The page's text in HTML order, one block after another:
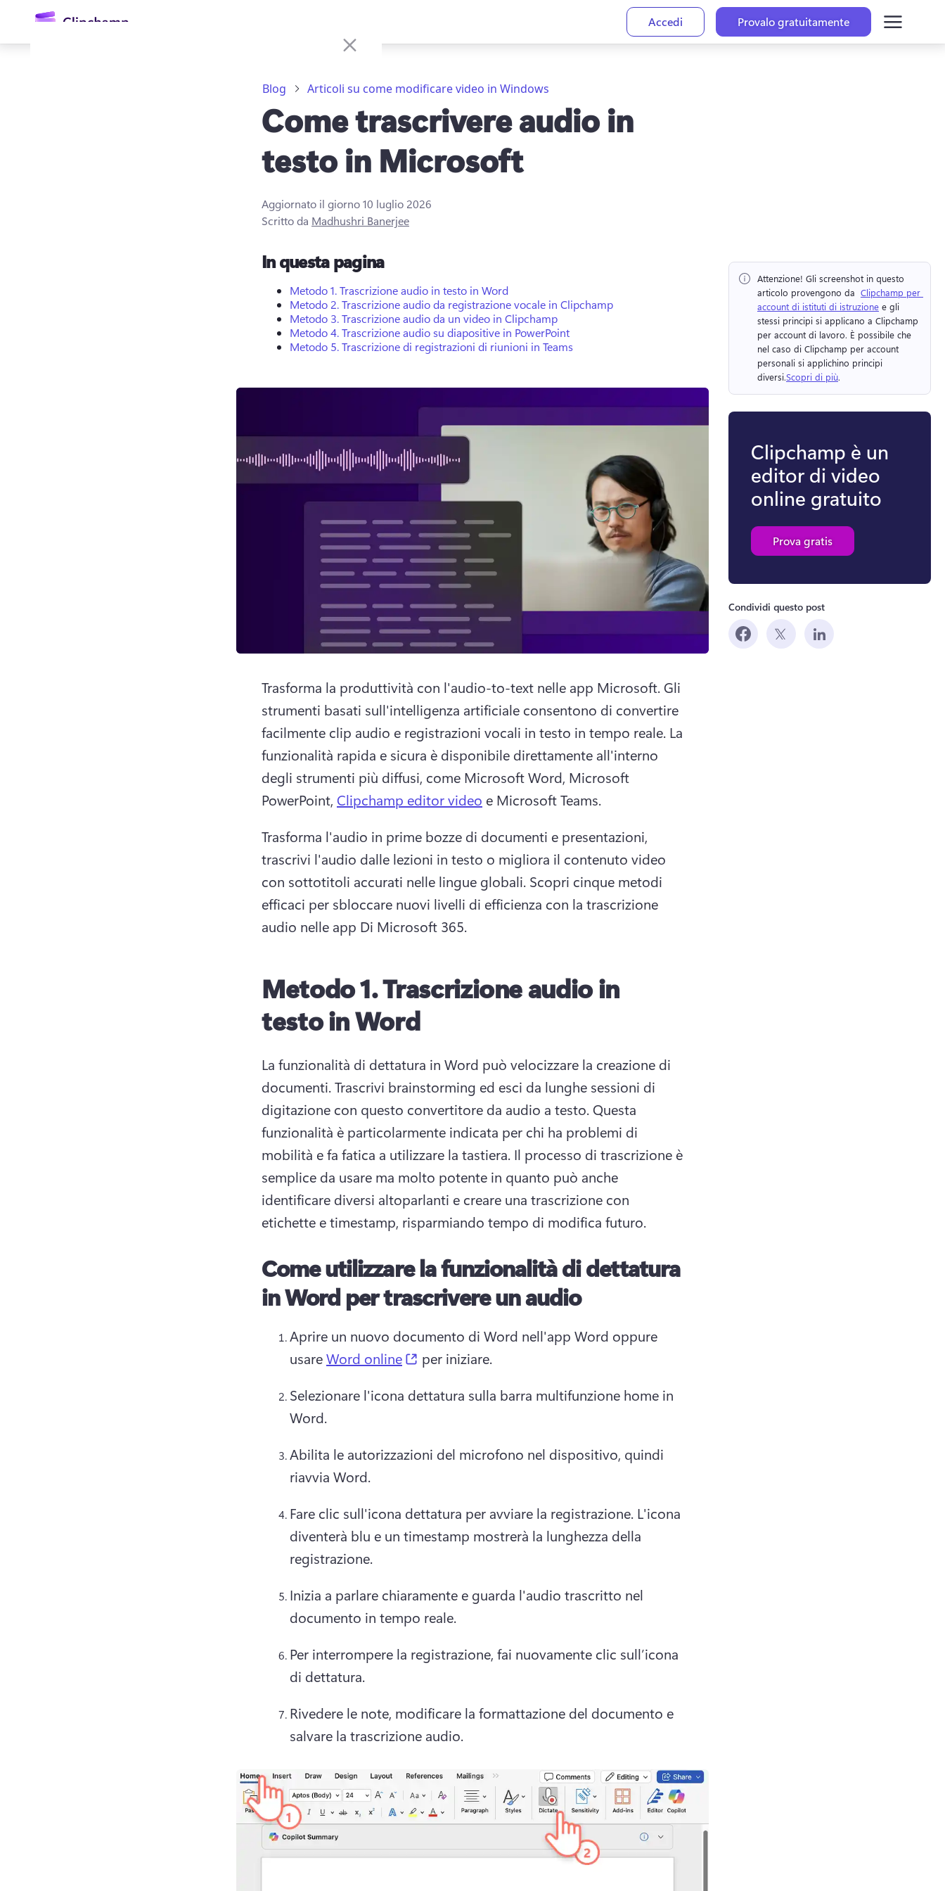
principale
Accedi Provalo gratuitamente
Blog Articoli su come modificare video in Windows
Come trascrivere audio in
testo in Microsoft
Aggiornato il giorno10 luglio 2026
Scritto da Madhushri Banerjee
In questa pagina
Metodo 1.Trascrizione audio in testo in Word
Metodo 2.Trascrizione audio da registrazione vocale in Clipchamp
Metodo 3.Trascrizione audio da un video in Clipchamp
Metodo 4.Trascrizione audio su diapositive in PowerPoint
Metodo 5.Trascrizione di registrazioni di riunioni in Teams
Trasforma la produttività con l'audio-to-text nelle app Microsoft. Gli
strumenti basati sull'intelligenza artificiale consentono di convertire
facilmente clip audio e registrazioni vocali in testo in tempo reale. La
funzionalità rapida e sicura è disponibile direttamente all'interno
degli strumenti più diffusi, come Microsoft Word, Microsoft
PowerPoint, Clipchamp editor video e Microsoft Teams.
Trasforma l'audio in prime bozze di documenti e presentazioni,
trascrivi l'audio dalle lezioni in testo o migliora il contenuto video
con sottotitoli accurati nelle lingue globali. Scopri cinque metodi
efficaci per sbloccare nuovi livelli di efficienza con la trascrizione
audio nelle app Di Microsoft 365.
Metodo 1.Trascrizione audio in
testo in Word
La funzionalità di dettatura in Word può velocizzare la creazione di
documenti. Trascrivi brainstorming ed esci da lunghe sessioni di
digitazione con questo convertitore da audio a testo. Questa
funzionalità è particolarmente indicata per chi ha problemi di
mobilità e fa fatica a utilizzare la tastiera. Il processo di trascrizione è
semplice da usare ma molto potente in quanto può anche
identificare diversi altoparlanti e creare una trascrizione con
etichette e timestamp, risparmiando tempo di modifica futuro.
Come utilizzare la funzionalità di dettatura
in Word per trascrivere un audio
Aprire un nuovo documento di Word nell'app Word oppure
usare Word online (opens in a new tab)
per iniziare.
Selezionare l'icona dettatura sulla barra multifunzione home in
Word.
Abilita le autorizzazioni del microfono nel dispositivo, quindi
riavvia Word.
Fare clic sull'icona dettatura per avviare la registrazione. L'icona
diventerà blu e un timestamp mostrerà la lunghezza della
registrazione.
Inizia a parlare chiaramente e guarda l'audio trascritto nel
documento in tempo reale.
Per interrompere la registrazione, fai nuovamente clic sull’icona
di dettatura.
Rivedere le note, modificare la formattazione del documento e
salvare la trascrizione audio.
Attenzione! Gli screenshot in questo
articolo provengono da ⁠ Clipchamp per
account di istituti di istruzione e gli
stessi principi si applicano a Clipchamp
per account di lavoro. È possibile che
nel caso di Clipchamp per account
personali si applichino principi
diversi.Scopri di più.
Clipchamp è un
editor di video
online gratuito
Prova gratis
Condividi questo post